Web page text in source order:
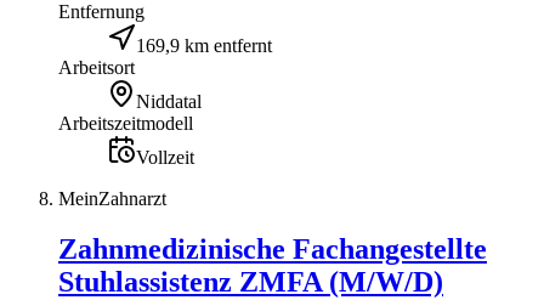
Entfernung
169,9 km entfernt
Arbeitsort
Niddatal
Arbeitszeitmodell
Vollzeit
MeinZahnarzt
Zahnmedizinische Fachangestellte
Stuhlassistenz ZMFA (M/W/D)